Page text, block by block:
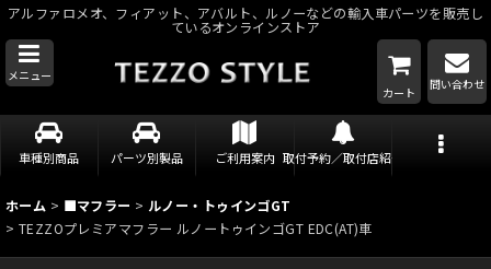
アルファロメオ、フィアット、アバルト、ルノーなどの輸入車パーツを販売し
ているオンラインストア
メニュー
カート
問い合わせ
車種別商品 パーツ別製品 ご利用案内 取付予約／取付店紹介
ホーム > ■マフラー > ルノー・トゥインゴGT
> TEZZOプレミアマフラー ルノートゥインゴGT EDC(AT)車